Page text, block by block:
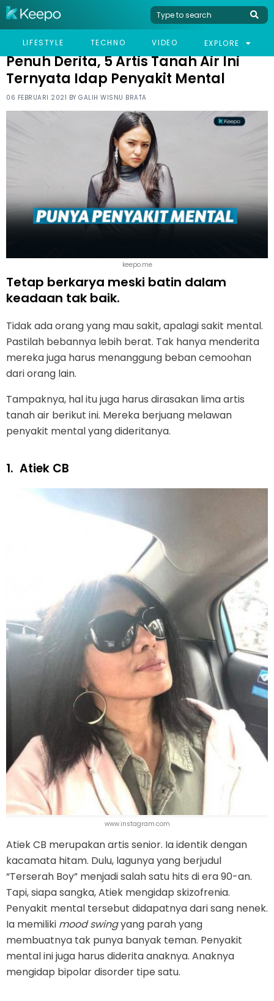
LIFESTYLE TECHNO VIDEO EXPLORE
HOME CELEB
PENUH DERITA, 5 ARTIS TANAH AIR INI TERNYATA IDAP PENYAKIT
Penuh Derita, 5 Artis Tanah Air Ini
Ternyata Idap Penyakit Mental
06 FEBRUARI 2021 BY GALIH WISNU BRATA
keepo.me
Tetap berkarya meski batin dalam
keadaan tak baik.
Tidak ada orang yang mau sakit, apalagi sakit mental.
Pastilah bebannya lebih berat. Tak hanya menderita
mereka juga harus menanggung beban cemoohan
dari orang lain.
Tampaknya, hal itu juga harus dirasakan lima artis
tanah air berikut ini. Mereka berjuang melawan
penyakit mental yang dideritanya.
1. Atiek CB
www.instagram.com
Atiek CB merupakan artis senior. Ia identik dengan
kacamata hitam. Dulu, lagunya yang berjudul
“Terserah Boy” menjadi salah satu hits di era 90-an.
Tapi, siapa sangka, Atiek mengidap skizofrenia.
Penyakit mental tersebut didapatnya dari sang nenek.
Ia memiliki mood swingyang parah yang
membuatnya tak punya banyak teman. Penyakit
mental ini juga harus diderita anaknya. Anaknya
mengidap bipolar disorder tipe satu.